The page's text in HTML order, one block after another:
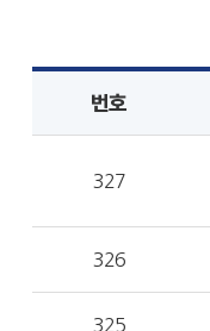
번호
327
326
325